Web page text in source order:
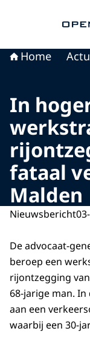
Home
In
fataal
Malden
Nieuwsbericht
De advocaat-
beroep een
rijontzegging
68-jarige man.
aan een
waarbij een 30-